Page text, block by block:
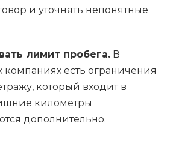
и уточнять непонятные
лимит пробега. В
компаниях есть ограничения
который входит в
километры
дополнительно.